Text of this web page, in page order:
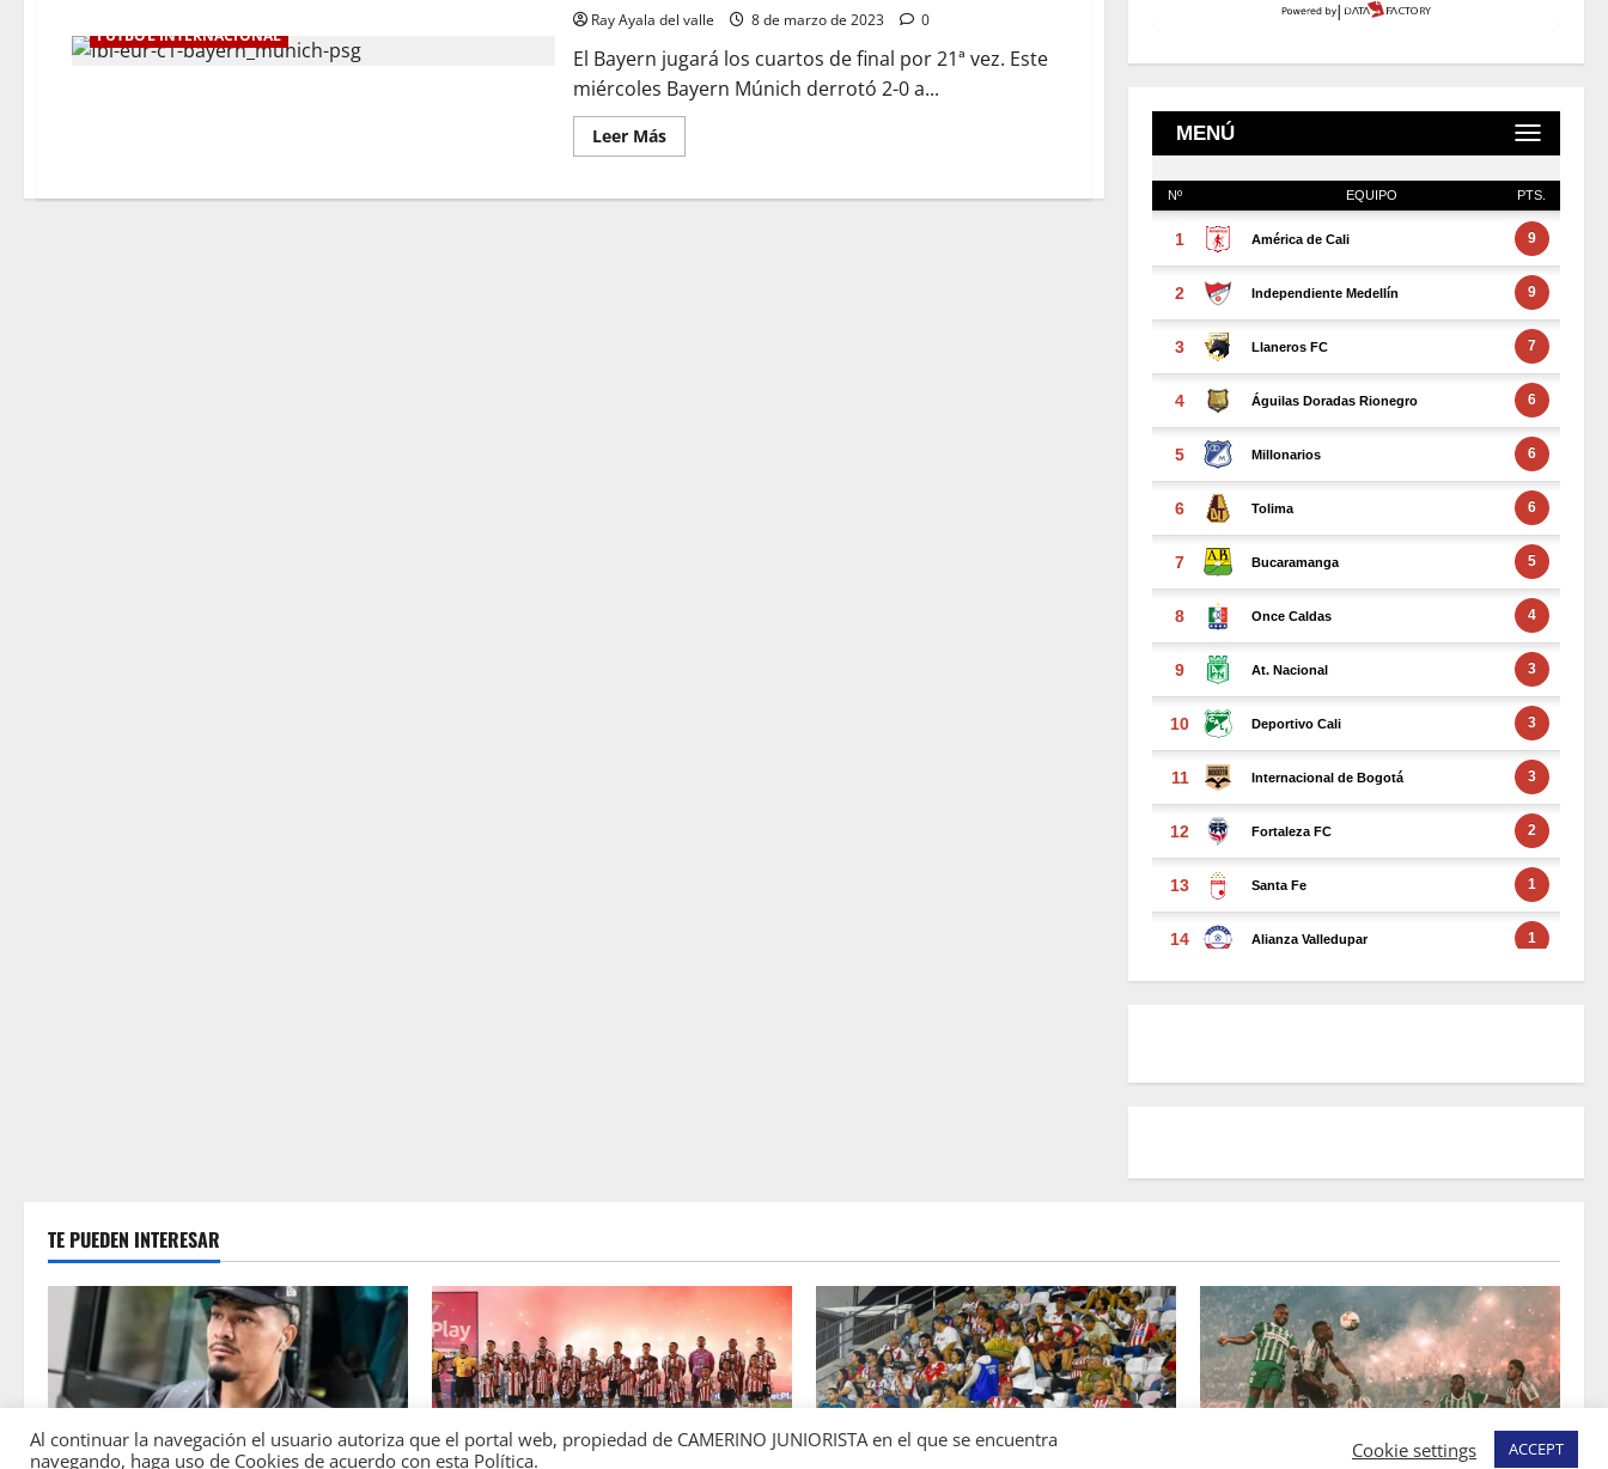
FÚTBOL INTERNACIONAL
Ray Ayala del valle 8 de marzo de 2023 0
El Bayern jugará los cuartos de final por 21ª vez. Este
miércoles Bayern Múnich derrotó 2-0 a...
Leer Más
TE PUEDEN INTERESAR
JUNIOR
JUNIOR
Al continuar la navegación el usuario autoriza que el portal web, propiedad de CAMERINO JUNIORISTA en el que se encuentra
navegando, haga uso de Cookies de acuerdo con esta Política.
Cookie settings ACCEPT